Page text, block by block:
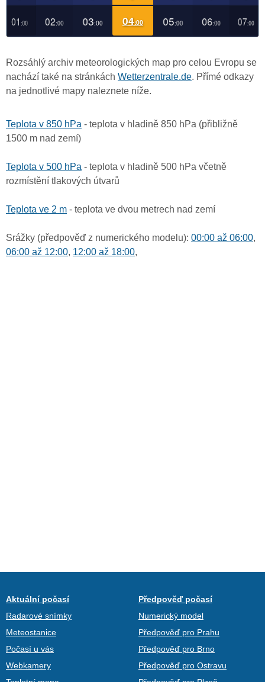
Rozsáhlý archiv meteorologických map pro celou Evropu se
nachází také na stránkách Wetterzentrale.de. Přímé odkazy
na jednotlivé mapy naleznete níže.
Teplota v 850 hPa - teplota v hladině 850 hPa (přibližně
1500 m nad zemí)
Teplota v 500 hPa - teplota v hladině 500 hPa včetně
rozmístění tlakových útvarů
Teplota ve 2 m - teplota ve dvou metrech nad zemí
Srážky (předpověď z numerického modelu): 00:00 až 06:00,
06:00 až 12:00, 12:00 až 18:00,
Aktuální počasí
Radarové snímky
Meteostanice
Počasí u vás
Webkamery
Předpověď počasí
Numerický model
Předpověď pro Prahu
Předpověď pro Brno
Předpověď pro Ostravu